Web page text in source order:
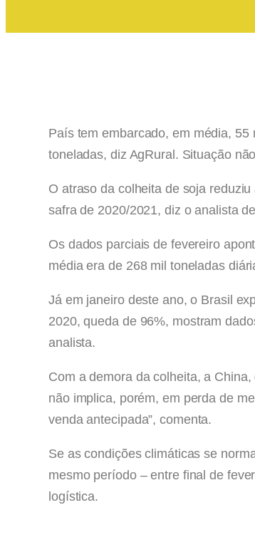
País tem embarcado, em média,
toneladas, diz AgRural. Situação
O atraso da colheita de soja
safra de 2020/2021, diz o analista
Os dados parciais de fevereiro
média era de 268 mil toneladas
Já em janeiro deste ano, o Brasil
2020, queda de 96%, mostram
analista.
Com a demora da colheita, a
não implica, porém, em perda de
venda antecipada”, comenta.
Se as condições climáticas se
mesmo período – entre final de
logística.